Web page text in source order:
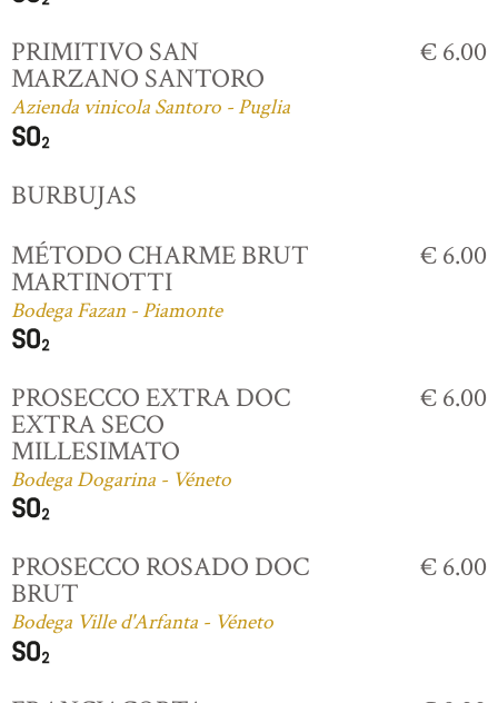
PRIMITIVO SAN
MARZANO SANTORO
Azienda vinicola Santoro - Puglia
€ 6.00
BURBUJAS
MÉTODO CHARME BRUT
MARTINOTTI
Bodega Fazan - Piamonte
€ 6.00
PROSECCO EXTRA DOC
EXTRA SECO
MILLESIMATO
Bodega Dogarina - Véneto
€ 6.00
PROSECCO ROSADO DOC
BRUT
Bodega Ville d'Arfanta - Véneto
€ 6.00